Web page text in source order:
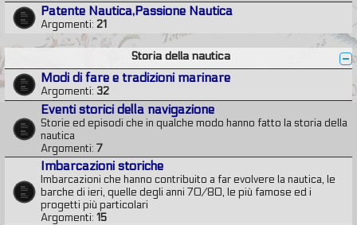
Patente Nautica,Passione Nautica
Argomenti: 21
Storia della nautica
Modi di fare e tradizioni marinare
Argomenti: 32
Eventi storici della navigazione
Storie ed episodi che in qualche modo hanno fatto la storia della
nautica
Argomenti: 7
Imbarcazioni storiche
Imbarcazioni che hanno contribuito a far evolvere la nautica, le
barche di ieri, quelle degli anni 70/80, le più famose ed i
progetti più particolari
Argomenti: 15